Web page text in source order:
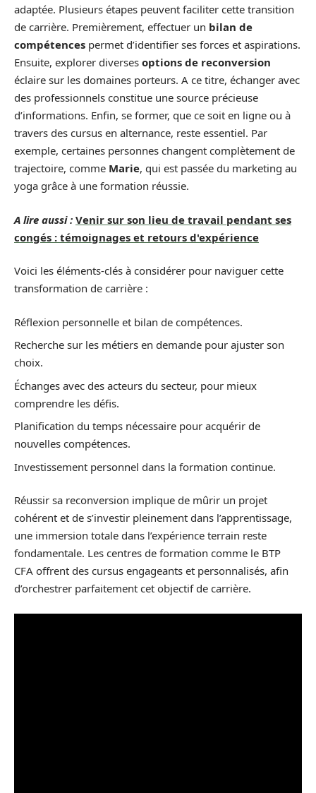
adaptée. Plusieurs étapes peuvent faciliter cette transition
de carrière. Premièrement, effectuer un bilan de
compétences permet d’identifier ses forces et aspirations.
Ensuite, explorer diverses options de reconversion
éclaire sur les domaines porteurs. A ce titre, échanger avec
des professionnels constitue une source précieuse
d’informations. Enfin, se former, que ce soit en ligne ou à
travers des cursus en alternance, reste essentiel. Par
exemple, certaines personnes changent complètement de
trajectoire, comme Marie, qui est passée du marketing au
yoga grâce à une formation réussie.
A lire aussi : Venir sur son lieu de travail pendant ses
congés : témoignages et retours d'expérience
Voici les éléments-clés à considérer pour naviguer cette
transformation de carrière :
Réflexion personnelle et bilan de compétences.
Recherche sur les métiers en demande pour ajuster son
choix.
Échanges avec des acteurs du secteur, pour mieux
comprendre les défis.
Planification du temps nécessaire pour acquérir de
nouvelles compétences.
Investissement personnel dans la formation continue.
Réussir sa reconversion implique de mûrir un projet
cohérent et de s’investir pleinement dans l’apprentissage,
une immersion totale dans l’expérience terrain reste
fondamentale. Les centres de formation comme le BTP
CFA offrent des cursus engageants et personnalisés, afin
d’orchestrer parfaitement cet objectif de carrière.